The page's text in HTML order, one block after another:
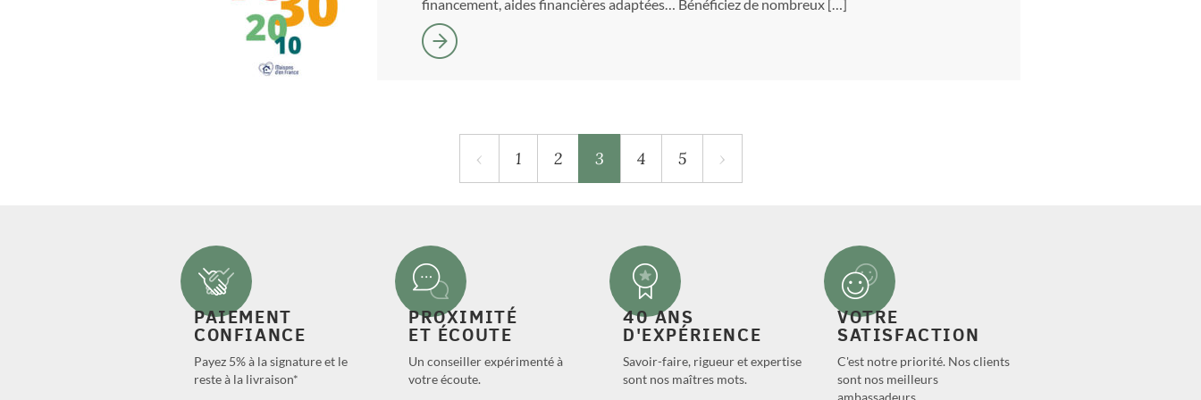
financement, aides financières adaptées… Bénéficiez de nombreux […]
‹ 1 2 3 4 5 ›
PAIEMENT
CONFIANCE
Payez 5% à la signature et le
reste à la livraison*
PROXIMITÉ
ET ÉCOUTE
Un conseiller expérimenté à
votre écoute.
40 ANS
D'EXPÉRIENCE
Savoir-faire, rigueur et expertise
sont nos maîtres mots.
VOTRE
SATISFACTION
C'est notre priorité. Nos clients
sont nos meilleurs
ambassadeurs.